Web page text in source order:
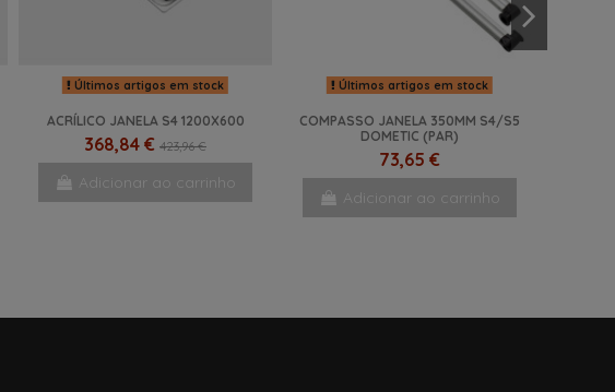
Últimos artigos em stock
ACRÍLICO JANELA S4 1200X600
368,84 € 423,96 €
Adicionar ao carrinho
Últimos artigos em stock
COMPASSO JANELA 350MM S4/S5
DOMETIC (PAR)
73,65 €
Adicionar ao carrinho